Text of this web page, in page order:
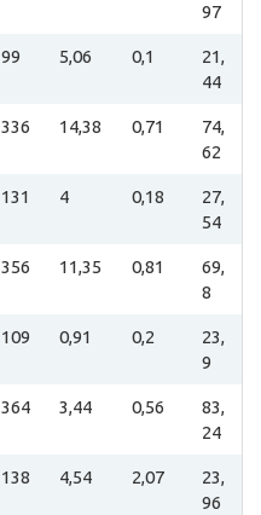
97
99 5,06 0,1
21,
44
336 14,38 0,71
74,
62
131 4 0,18
27,
54
356 11,35 0,81
69,
8
109 0,91 0,2
23,
9
364 3,44 0,56
83,
24
138 4,54 2,07
23,
96